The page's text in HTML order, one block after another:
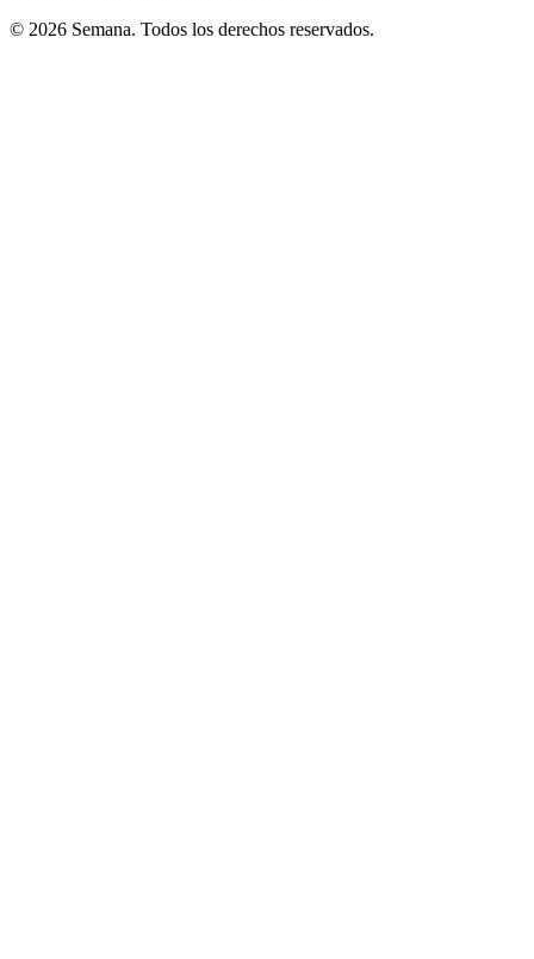
© 2026 Semana. Todos los derechos reservados.